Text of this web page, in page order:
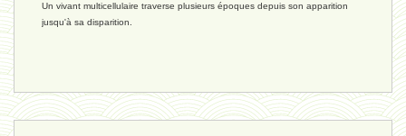
réchauffement 03 - 26 janvier 2025
Un vivant multicellulaire traverse plusieurs époques depuis son apparition
jusqu'à sa disparition.